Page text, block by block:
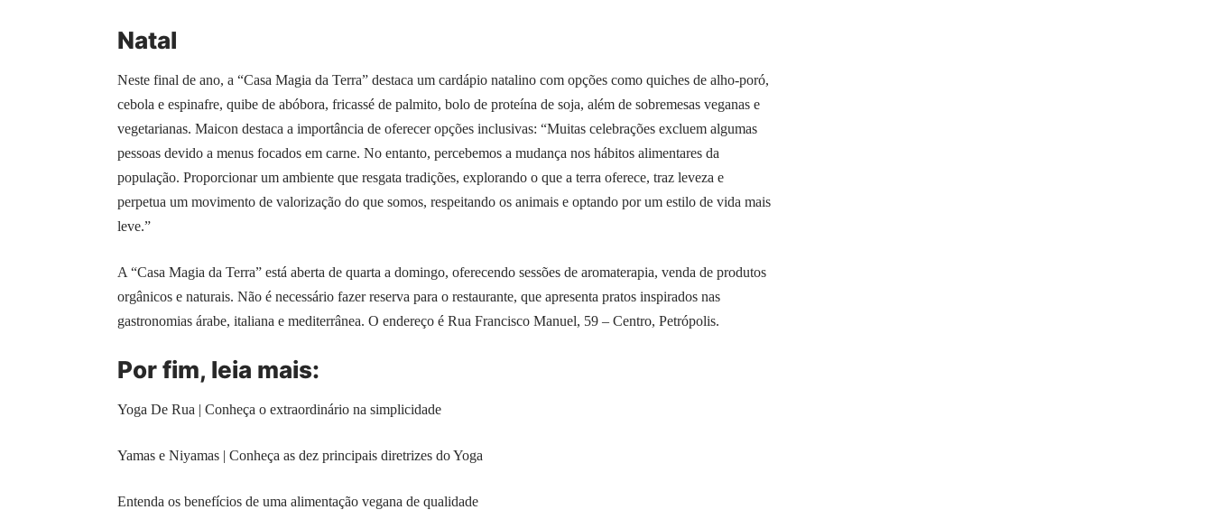
Natal
Neste final de ano, a “Casa Magia da Terra” destaca um cardápio natalino com opções como quiches de alho-poró,
cebola e espinafre, quibe de abóbora, fricassé de palmito, bolo de proteína de soja, além de sobremesas veganas e
vegetarianas. Maicon destaca a importância de oferecer opções inclusivas: “Muitas celebrações excluem algumas
pessoas devido a menus focados em carne. No entanto, percebemos a mudança nos hábitos alimentares da
população. Proporcionar um ambiente que resgata tradições, explorando o que a terra oferece, traz leveza e
perpetua um movimento de valorização do que somos, respeitando os animais e optando por um estilo de vida mais
leve.”
A “Casa Magia da Terra” está aberta de quarta a domingo, oferecendo sessões de aromaterapia, venda de produtos
orgânicos e naturais. Não é necessário fazer reserva para o restaurante, que apresenta pratos inspirados nas
gastronomias árabe, italiana e mediterrânea. O endereço é Rua Francisco Manuel, 59 – Centro, Petrópolis.
Por fim, leia mais:
Yoga De Rua | Conheça o extraordinário na simplicidade
Yamas e Niyamas | Conheça as dez principais diretrizes do Yoga
Entenda os benefícios de uma alimentação vegana de qualidade